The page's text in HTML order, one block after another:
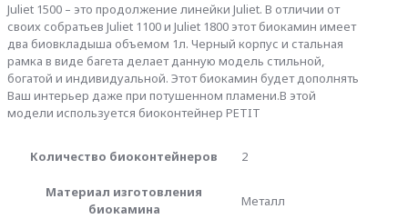
Juliet 1500 – это продолжение линейки Juliet. В отличии от
своих собратьев Juliet 1100 и Juliet 1800 этот биокамин имеет
два биовкладыша объемом 1л. Черный корпус и стальная
рамка в виде багета делает данную модель стильной,
богатой и индивидуальной. Этот биокамин будет дополнять
Ваш интерьер даже при потушенном пламени.В этой
модели используется биоконтейнер PETIT
Количество биоконтейнеров 2
Материал изготовления
биокамина
Металл